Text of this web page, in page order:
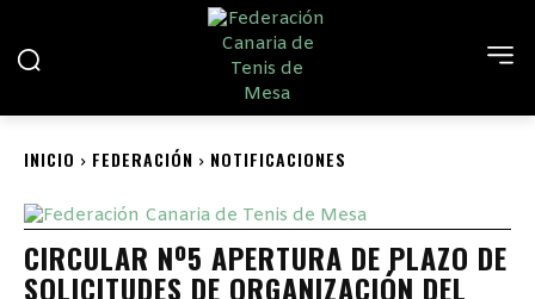
INICIO FEDERACIÓN NOTIFICACIONES
CIRCULAR Nº5 APERTURA DE PLAZO DE
SOLICITUDES DE ORGANIZACIÓN DEL